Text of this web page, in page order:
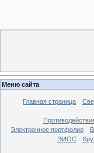
Меню сайта
Главная страница
Электронное портфолио
ЭИОС